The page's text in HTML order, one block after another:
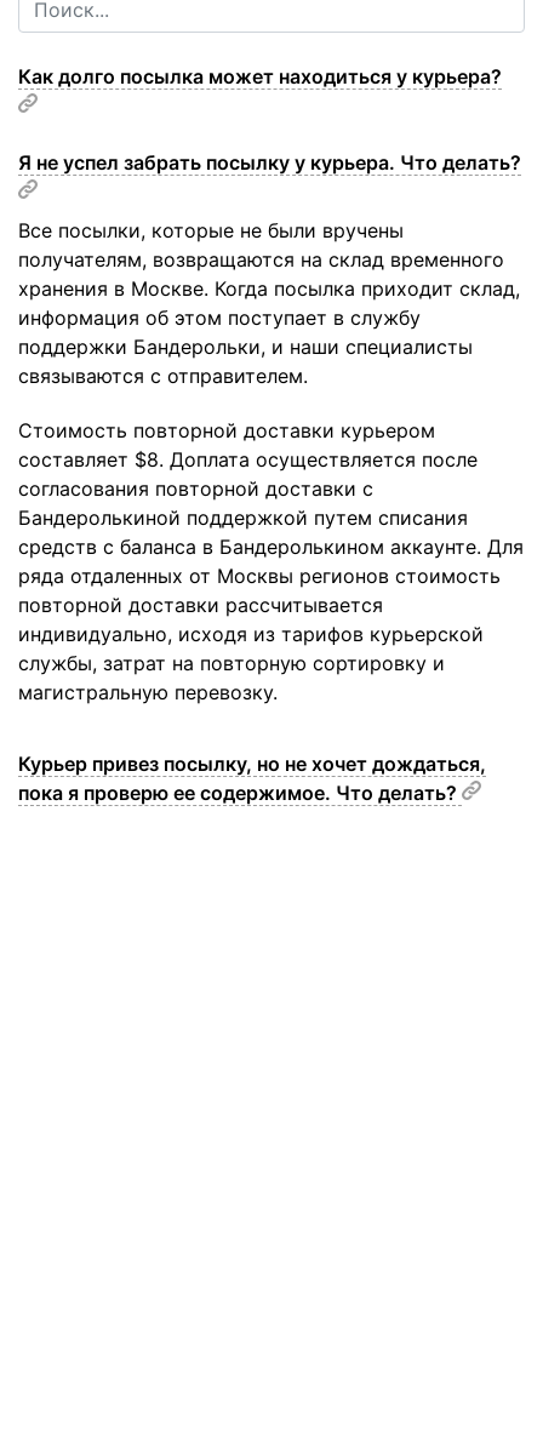
Как долго посылка может находиться у курьера?
Я не успел забрать посылку у курьера. Что делать?
Все посылки, которые не были вручены
получателям, возвращаются на склад временного
хранения в Москве. Когда посылка приходит склад,
информация об этом поступает в службу
поддержки Бандерольки, и наши специалисты
связываются с отправителем.
Стоимость повторной доставки курьером
составляет $8. Доплата осуществляется после
согласования повторной доставки с
Бандеролькиной поддержкой путем списания
средств с баланса в Бандеролькином аккаунте. Для
ряда отдаленных от Москвы регионов стоимость
повторной доставки рассчитывается
индивидуально, исходя из тарифов курьерской
службы, затрат на повторную сортировку и
магистральную перевозку.
Курьер привез посылку, но не хочет дождаться,
пока я проверю ее содержимое. Что делать?